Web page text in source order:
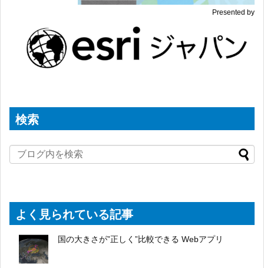
Presented by
検索
よく見られている記事
国の大きさが”正しく”比較できる Webアプリ